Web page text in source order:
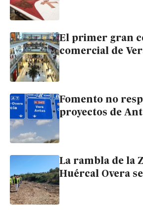
El primer gran
comercial de
Fomento no
proyectos de
La rambla de la
Huércal Overa